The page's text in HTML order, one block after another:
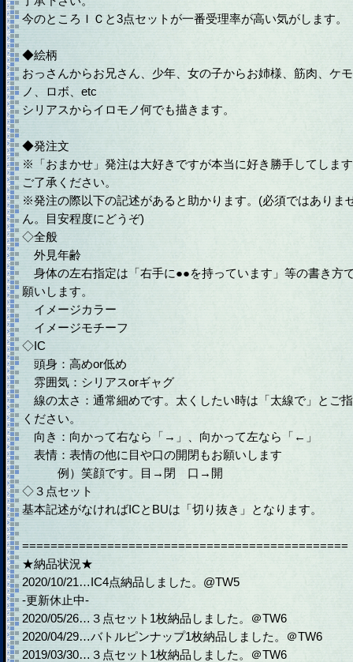
今のところＩＣと3点セットが一番受理率が高い気がします。
◆絵柄
おっさんからお兄さん、少年、女の子からお姉様、筋肉、ケモ
ノ、ロボ、etc
シリアスからイロモノ何でも描きます。
◆発注文
※「おまかせ」発注は大好きですが本当に好き勝手してしま
ご了承ください。
※発注の際以下の記述があると助かります。(必須ではありま
ん。目安程度にどうぞ)
◇全般
外見年齢
身体の左右指定は「右手に●●を持っています」等の書き方
願いします。
イメージカラー
イメージモチーフ
◇IC
頭身：高めor低め
雰囲気：シリアスorギャグ
線の太さ：通常細めです。太くしたい時は「太線で」とご
ください。
向き：向かって右なら「→」、向かって左なら「←」
表情：表情の他に目や口の開閉もお願いします
例）笑顔です。目→閉 口→開
◇３点セット
基本記述がなければICとBUは「切り抜き」となります。
==============================================
★納品状況★
2020/10/21…IC4点納品しました。@TW5
-更新休止中-
2020/05/26…３点セット1枚納品しました。＠TW6
2020/04/29…バトルピンナップ1枚納品しました。＠TW6
2019/03/30…３点セット1枚納品しました。＠TW6